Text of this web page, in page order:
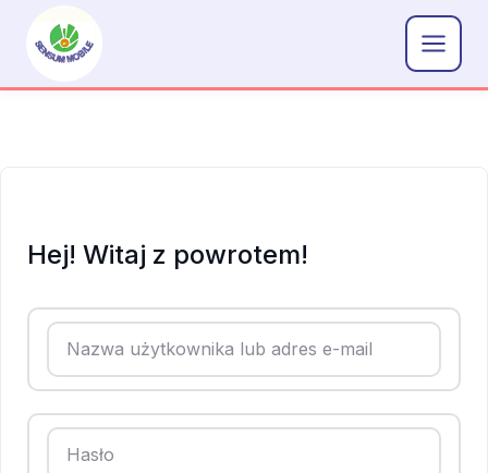
treści
Hej! Witaj z powrotem!